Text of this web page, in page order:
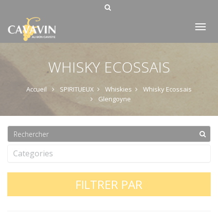
WHISKY ECOSSAIS
Accueil SPIRITUEUX Whiskies
Whisky Ecossais
Glengoyne
Categories
FILTRER PAR